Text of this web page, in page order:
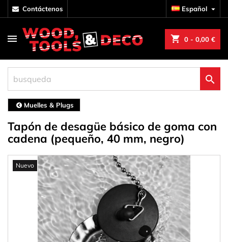
contáctenos Español 
shopping_cart 0 - 0,00 €

Muelles & Plugs
Tapón de desagüe básico de goma con
cadena (pequeño, 40 mm, negro)
Nuevo